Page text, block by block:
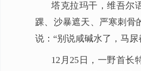
塔克拉玛干，维吾尔
踝、沙暴遮天、严寒刺骨
说：“别说咸碱水了，马
12月25日，一野首长